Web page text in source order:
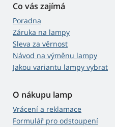
Co vás zajímá
Poradna
Záruka na lampy
Sleva za věrnost
Návod na výměnu lampy
Jakou variantu lampy vybrat
O nákupu lamp
Vrácení a reklamace
Formulář pro odstoupení